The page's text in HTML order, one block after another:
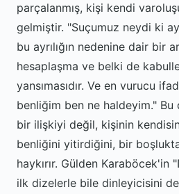
parçalanmış, kişi kendi
gelmiştir. "Suçumuz neydi ki
bu ayrılığın nedenine dair bir
hesaplaşma ve belki de
yansımasıdır. Ve en vurucu
benliğim ben ne haldeyim." Bu
bir ilişkiyi değil, kişinin
benliğini yitirdiğini, bir
haykırır. Gülden Karaböcek'in
ilk dizelerle bile dinleyicisini